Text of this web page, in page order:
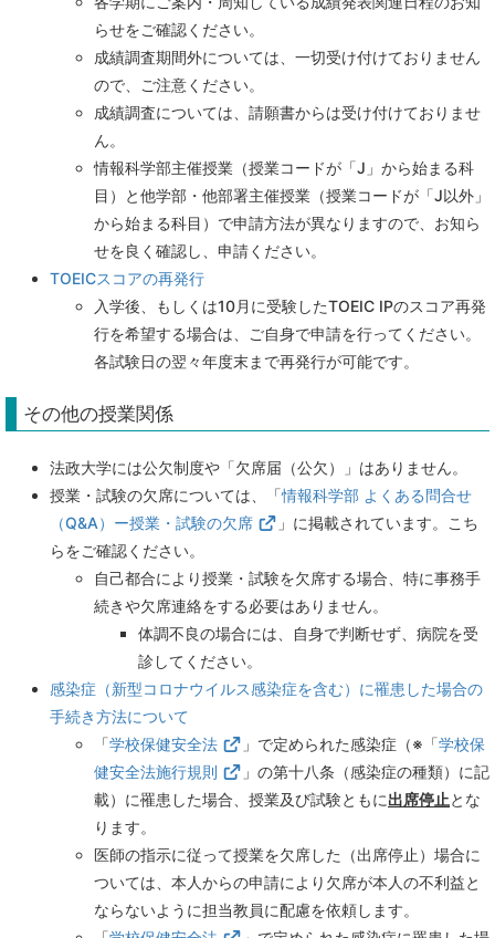
らせをご確認ください。
成績調査期間外については、一切受け付けておりません
ので、ご注意ください。
成績調査については、請願書からは受け付けておりませ
ん。
情報科学部主催授業（授業コードが「J」から始まる科
目）と他学部・他部署主催授業（授業コードが「J以外」
から始まる科目）で申請方法が異なりますので、お知ら
せを良く確認し、申請ください。
TOEICスコアの再発行
入学後、もしくは10月に受験したTOEIC IPのスコア再発
行を希望する場合は、ご自身で申請を行ってください。
各試験日の翌々年度末まで再発行が可能です。
その他の授業関係
法政大学には公欠制度や「欠席届（公欠）」はありません。
授業・試験の欠席については、「情報科学部 よくある問合せ
（Q&A）ー授業・試験の欠席
」に掲載されています。こち
らをご確認ください。
自己都合により授業・試験を欠席する場合、特に事務手
続きや欠席連絡をする必要はありません。
体調不良の場合には、自身で判断せず、病院を受
診してください。
感染症（新型コロナウイルス感染症を含む）に罹患した場合の
手続き方法について
「学校保健安全法 」で定められた感染症（※「学校保
健安全法施行規則
」の第十八条（感染症の種類）に記
載）に罹患した場合、授業及び試験ともに出席停止とな
ります。
医師の指示に従って授業を欠席した（出席停止）場合に
ついては、本人からの申請により欠席が本人の不利益と
ならないように担当教員に配慮を依頼します。